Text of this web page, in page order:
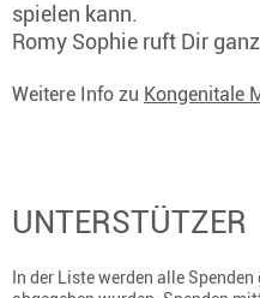
spielen kann.
Romy Sophie ruft Dir
Weitere Info zu Kongenitale
UNTERSTÜTZER
In der Liste werden alle